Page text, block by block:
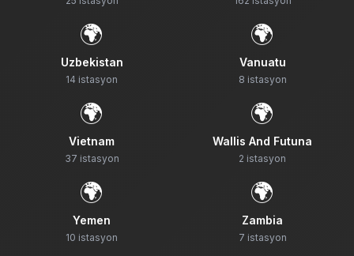
🌍
Uzbekistan
14 istasyon
🌍
Vanuatu
8 istasyon
🌍
Vietnam
37 istasyon
🌍
Wallis And Futuna
2 istasyon
🌍
Yemen
10 istasyon
🌍
Zambia
7 istasyon